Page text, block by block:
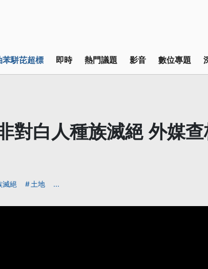
苯駢芘超標 即時 熱門議題 影音 數位專題
對白人種族滅絕 外媒查
滅絕 土地 ...